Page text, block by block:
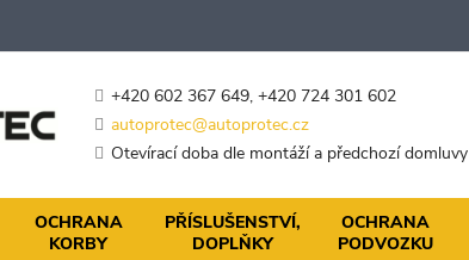
+420 602 367 649, +420 724 301 602
autoprotec@autoprotec.cz
Otevírací doba dle montáží a předchozí domluvy
OCHRANA
KORBY
PŘÍSLUŠENSTVÍ,
DOPLŇKY
OCHRANA
PODVOZKU